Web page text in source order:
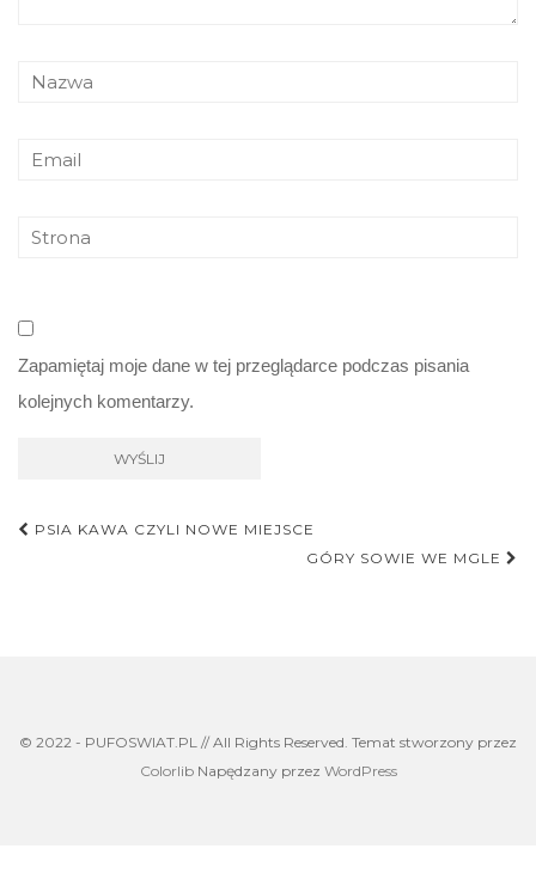
Zapamiętaj moje dane w tej przeglądarce podczas pisania
kolejnych komentarzy.
Nawigacja
PSIA KAWA CZYLI NOWE MIEJSCE
GÓRY SOWIE WE MGLE
© 2022 - PUFOSWIAT.PL // All Rights Reserved. Temat stworzony przez
ColorlibNapędzany przez WordPress